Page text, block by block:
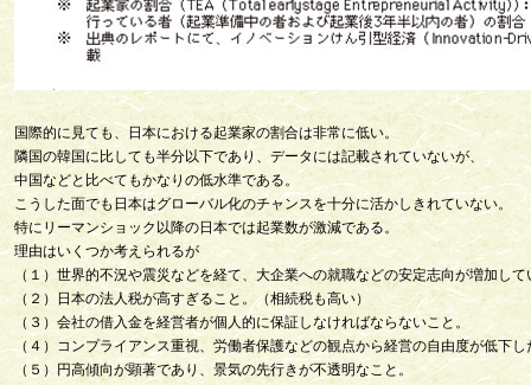
国際的に見ても、日本における起業家の割合は非常に低い。
隣国の韓国に比しても半分以下であり、データには記載されていないが、
中国などと比べてもかなりの低水準である。
こうした面でも日本はグローバル化のチャンスを十分に活かしきれていない。
特にリーマンショック以降の日本では起業数が激減である。
理由はいくつか考えられるが
（１）世界的不況や震災などを経て、大企業への就職などの安定志向が増加し
（２）日本の法人税が高すぎること。（相続税も高い）
（３）会社の借入金を経営者が個人的に保証しなければならないこと。
（４）コンプライアンス重視、労働者保護などの観点から経営の自由度が低下し
（５）円高傾向が顕著であり、景気の先行きが不透明なこと。